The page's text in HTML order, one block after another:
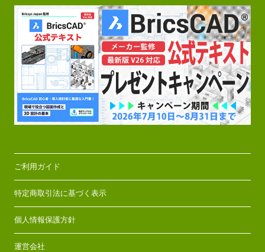
ご利用ガイド
特定商取引法に基づく表示
個人情報保護方針
運営会社